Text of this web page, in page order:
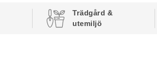
Trädgård &
utemiljö